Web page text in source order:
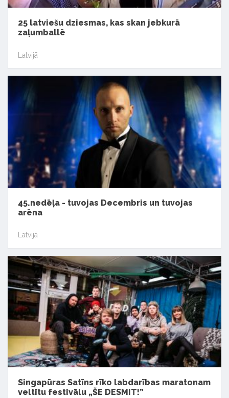
25 latviešu dziesmas, kas skan jebkurā
zaļumballē
Latvijā
45.nedēļa - tuvojas Decembris un tuvojas
arēna
Latvijā
Singapūras Satīns rīko labdarības maratonam
veltītu festivālu „ŠE DESMIT!”